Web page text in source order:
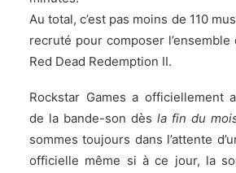
Au total, c’est pas moins de 110
recruté pour composer
Red Dead Redemption II.
Rockstar Games a officiellement
de la bande-son dès la fin du
sommes toujours dans l’attente
officielle même si à ce jour, la